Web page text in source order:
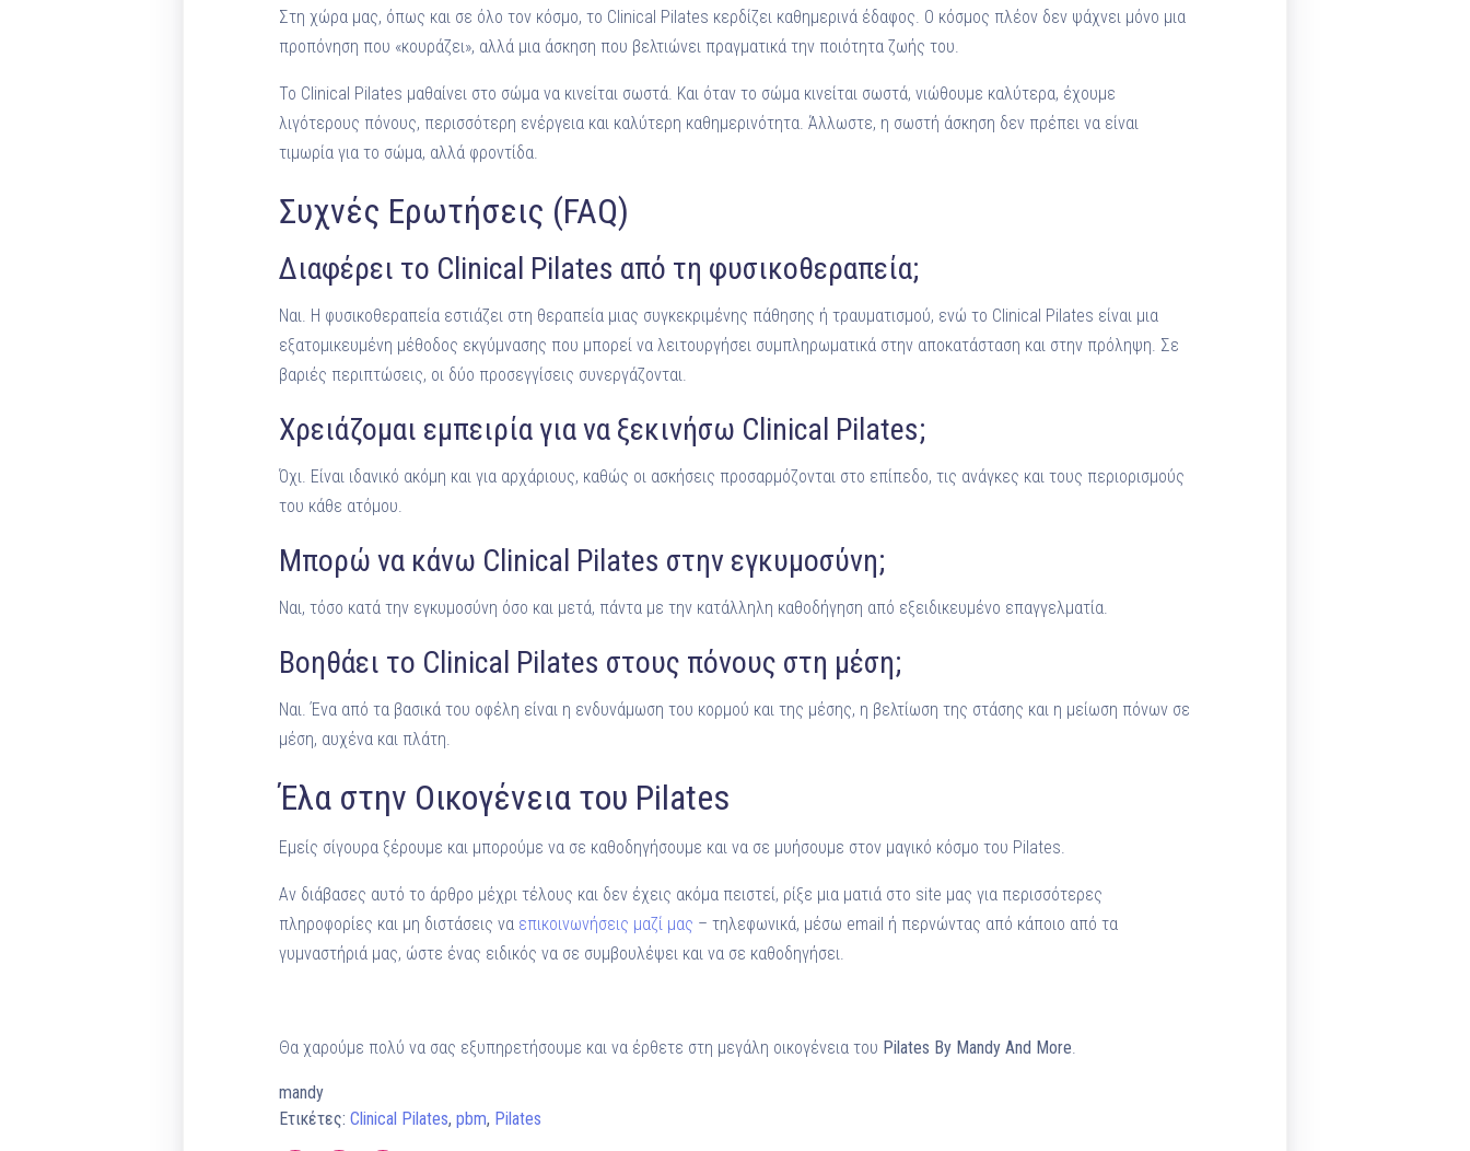
Στη χώρα μας, όπως και σε όλο τον κόσμο, το Clinical Pilates κερδίζει καθημερινά έδαφος. Ο κόσμος πλέον δεν ψάχνει μόνο μια
προπόνηση που «κουράζει», αλλά μια άσκηση που βελτιώνει πραγματικά την ποιότητα ζωής του.
Το Clinical Pilates μαθαίνει στο σώμα να κινείται σωστά. Και όταν το σώμα κινείται σωστά, νιώθουμε καλύτερα, έχουμε
λιγότερους πόνους, περισσότερη ενέργεια και καλύτερη καθημερινότητα. Άλλωστε, η σωστή άσκηση δεν πρέπει να είναι
τιμωρία για το σώμα, αλλά φροντίδα.
Συχνές Ερωτήσεις (FAQ)
Διαφέρει το Clinical Pilates από τη φυσικοθεραπεία;
Ναι. Η φυσικοθεραπεία εστιάζει στη θεραπεία μιας συγκεκριμένης πάθησης ή τραυματισμού, ενώ το Clinical Pilates είναι μια
εξατομικευμένη μέθοδος εκγύμνασης που μπορεί να λειτουργήσει συμπληρωματικά στην αποκατάσταση και στην πρόληψη. Σε
βαριές περιπτώσεις, οι δύο προσεγγίσεις συνεργάζονται.
Χρειάζομαι εμπειρία για να ξεκινήσω Clinical Pilates;
Όχι. Είναι ιδανικό ακόμη και για αρχάριους, καθώς οι ασκήσεις προσαρμόζονται στο επίπεδο, τις ανάγκες και τους περιορισμούς
του κάθε ατόμου.
Μπορώ να κάνω Clinical Pilates στην εγκυμοσύνη;
Ναι, τόσο κατά την εγκυμοσύνη όσο και μετά, πάντα με την κατάλληλη καθοδήγηση από εξειδικευμένο επαγγελματία.
Βοηθάει το Clinical Pilates στους πόνους στη μέση;
Ναι. Ένα από τα βασικά του οφέλη είναι η ενδυνάμωση του κορμού και της μέσης, η βελτίωση της στάσης και η μείωση πόνων σε
μέση, αυχένα και πλάτη.
Έλα στην Οικογένεια του Pilates
Εμείς σίγουρα ξέρουμε και μπορούμε να σε καθοδηγήσουμε και να σε μυήσουμε στον μαγικό κόσμο του Pilates.
Αν διάβασες αυτό το άρθρο μέχρι τέλους και δεν έχεις ακόμα πειστεί, ρίξε μια ματιά στο site μας για περισσότερες
πληροφορίες και μη διστάσεις να επικοινωνήσεις μαζί μας – τηλεφωνικά, μέσω email ή περνώντας από κάποιο από τα
γυμναστήριά μας, ώστε ένας ειδικός να σε συμβουλέψει και να σε καθοδηγήσει.
Θα χαρούμε πολύ να σας εξυπηρετήσουμε και να έρθετε στη μεγάλη οικογένεια του Pilates By Mandy And More.
mandy
Ετικέτες: Clinical Pilates, pbm, Pilates